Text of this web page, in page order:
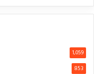
1,059
853